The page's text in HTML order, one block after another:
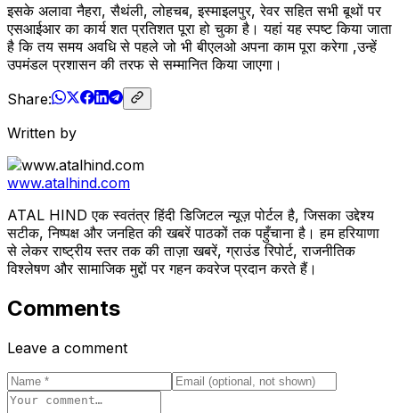
इसके अलावा नैहरा, सैथंली, लोहचब, इस्माइलपुर, रेवर सहित सभी बूथों पर
एसआईआर का कार्य शत प्रतिशत पूरा हो चुका है। यहां यह स्पष्ट किया जाता
है कि तय समय अवधि से पहले जो भी बीएलओ अपना काम पूरा करेगा ,उन्हें
उपमंडल प्रशासन की तरफ से सम्मानित किया जाएगा।
Share:
Written by
www.atalhind.com
ATAL HIND एक स्वतंत्र हिंदी डिजिटल न्यूज़ पोर्टल है, जिसका उद्देश्य
सटीक, निष्पक्ष और जनहित की खबरें पाठकों तक पहुँचाना है। हम हरियाणा
से लेकर राष्ट्रीय स्तर तक की ताज़ा खबरें, ग्राउंड रिपोर्ट, राजनीतिक
विश्लेषण और सामाजिक मुद्दों पर गहन कवरेज प्रदान करते हैं।
Comments
Leave a comment